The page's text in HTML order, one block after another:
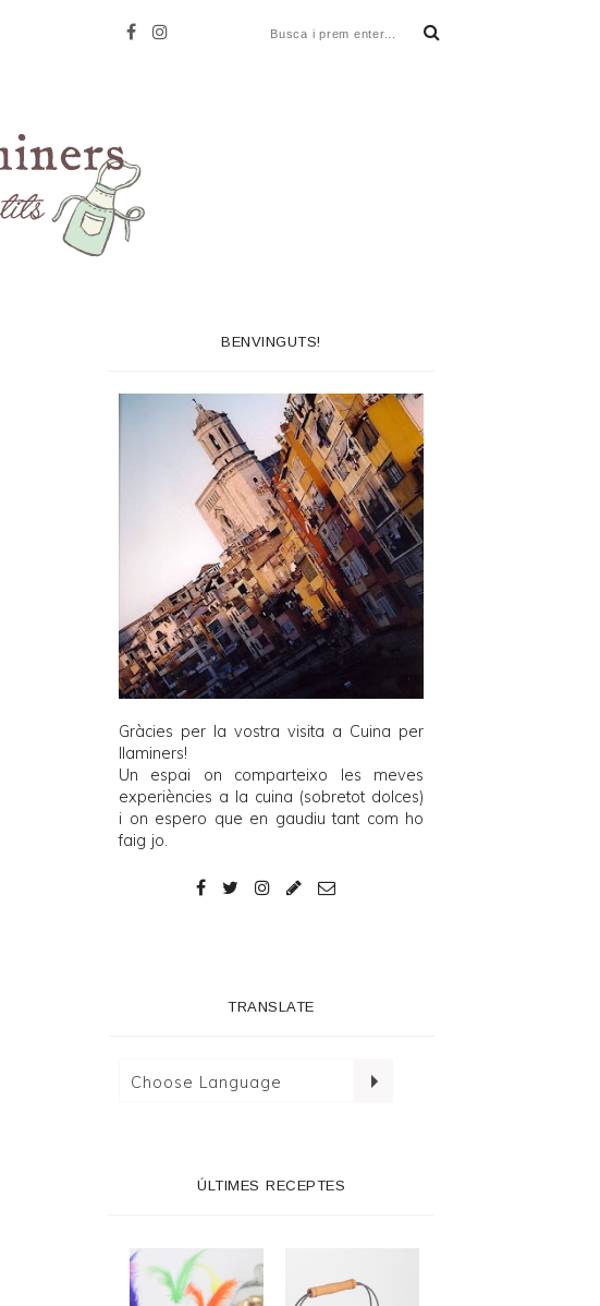
BENVINGUTS!
Gràcies per la vostra visita a Cuina per
llaminers!
Un espai on comparteixo les meves
experiències a la cuina (sobretot dolces)
i on espero que en gaudiu tant com ho
faig jo.
TRANSLATE
ÚLTIMES RECEPTES